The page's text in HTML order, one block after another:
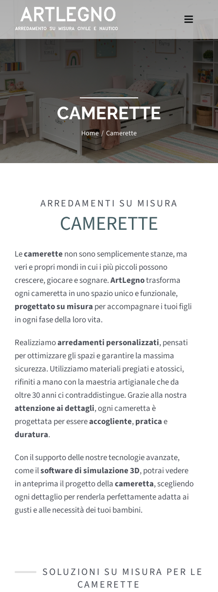
contenuto
Toggle
Arredamenti
Yacht
Allestimenti
Lavori
CAMERETTE
Home Camerette
ARREDAMENTI SU MISURA
CAMERETTE
Lecamerettenon sono semplicemente stanze, ma
veri e propri mondi in cui i più piccoli possono
crescere, giocare e sognare.ArtLegnotrasforma
ogni cameretta in uno spazio unico e funzionale,
progettato su misura per accompagnare i tuoi figli
in ogni fase della loro vita.
Realizziamoarredamenti personalizzati, pensati
per ottimizzare gli spazi e garantire la massima
sicurezza. Utilizziamo materiali pregiati e atossici,
rifiniti a mano con la maestria artigianale che da
oltre 30 anni ci contraddistingue. Grazie alla nostra
attenzione ai dettagli, ogni cameretta è
progettata per essereaccogliente,praticae
duratura.
Con il supporto delle nostre tecnologie avanzate,
come ilsoftware di simulazione 3D, potrai vedere
in anteprima il progetto dellacameretta, scegliendo
ogni dettaglio per renderla perfettamente adatta ai
gusti e alle necessità dei tuoi bambini.
SOLUZIONI SU MISURA PER LE
CAMERETTE